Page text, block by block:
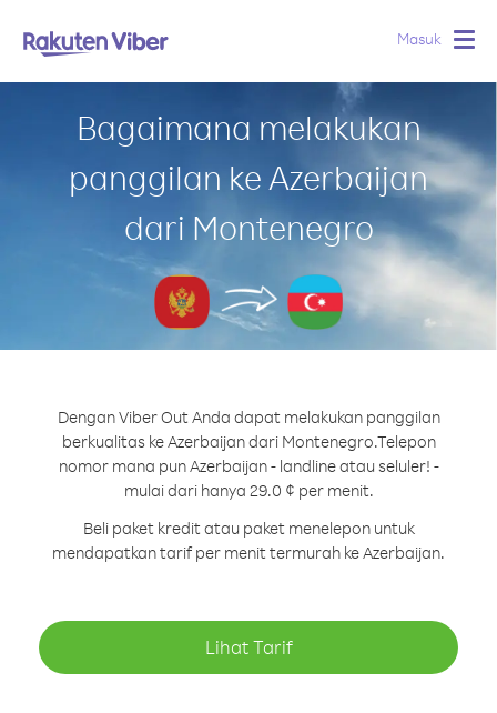
Masuk
Bagaimana melakukan
panggilan ke Azerbaijan
dari Montenegro
Dengan Viber Out Anda dapat melakukan panggilan
berkualitas ke Azerbaijan dari Montenegro.Telepon
nomor mana pun Azerbaijan - landline atau seluler! -
mulai dari hanya 29.0 ¢ per menit.
Beli paket kredit atau paket menelepon untuk
mendapatkan tarif per menit termurah ke Azerbaijan.
Lihat Tarif